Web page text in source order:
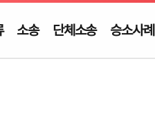
소송 단체소송 승소사례